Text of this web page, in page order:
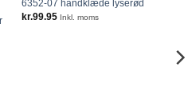
6352-07 håndklæde lyserød
kr.99.95 Inkl. moms